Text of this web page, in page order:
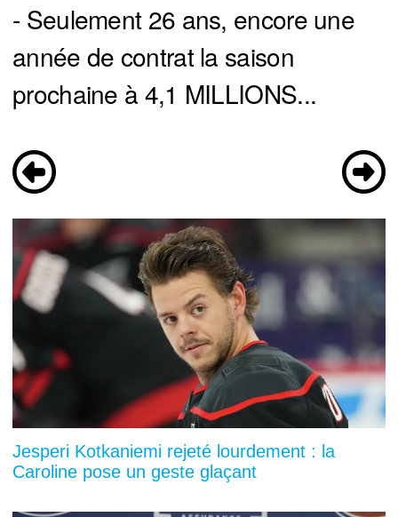
- Seulement 26 ans, encore une
année de contrat la saison
prochaine à 4,1 MILLIONS...
Jesperi Kotkaniemi rejeté lourdement : la
Caroline pose un geste glaçant